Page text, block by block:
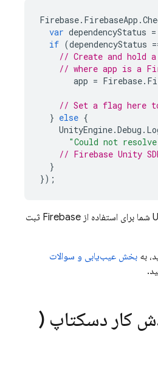
Firebase. FirebaseApp .
var dependencyStatus =
if (dependencyStatus
// Create and hold
// where app is a
app = Firebase.
// Set a flag here
} else {
UnityEngine.Debug .
"Could not
// Firebase Unity
}
});
کار تمام است! پروژه Unity شما برای استفاده از Firebase ثبت
به بخش عیب‌یابی و سوالات
کار دسکتاپ (